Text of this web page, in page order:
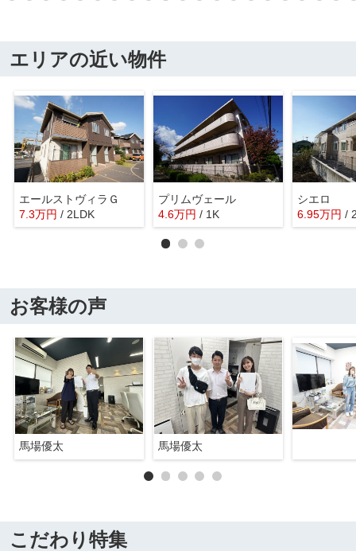
エリアの近い物件
エールストヴィラＧ
7.3万円 / 2LDK
プリムヴェール
4.6万円 / 1K
シエロ
6.95万円 /
お客様の声
馬場優太 馬場優太
こだわり特集